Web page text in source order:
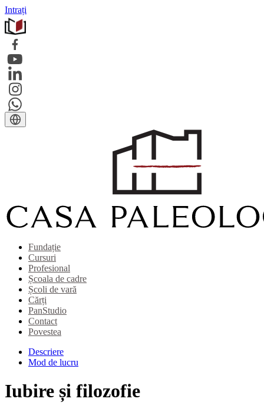
Intrați
Fundație
Cursuri
Profesional
Școala de cadre
Școli de vară
Cărți
PanStudio
Contact
Povestea
Descriere
Mod de lucru
Iubire și filozofie